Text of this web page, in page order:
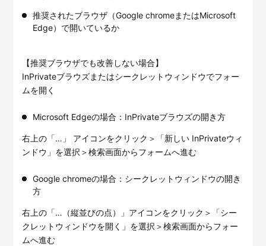
施工管理業務の標準化とノウハ
ウ継承を支援するサービスで
元請会社の裁量で独自のポイン
トプログラムを簡便に構築でき
推奨されたブラウザ（Google chromeまたはMicrosoft
Edge）で開いているか
【推奨ブラウザでも改善しない場合】
InPrivateブラウズまたはシークレットウィンドウでフォー
ムを開く
Microsoft Edgeの場合：InPrivateブラウズの開き方
右上の「…」 アイコンをクリック＞「新しい InPrivateウィ
ンドウ」を選択＞検索画面からフォームへ進む
Google chromeの場合：シークレットウィンドウの開き
方
右上の「…（縦並びの点）」アイコンをクリック＞「シー
クレットウィンドウを開く」を選択＞検索画面からフォー
ムへ進む